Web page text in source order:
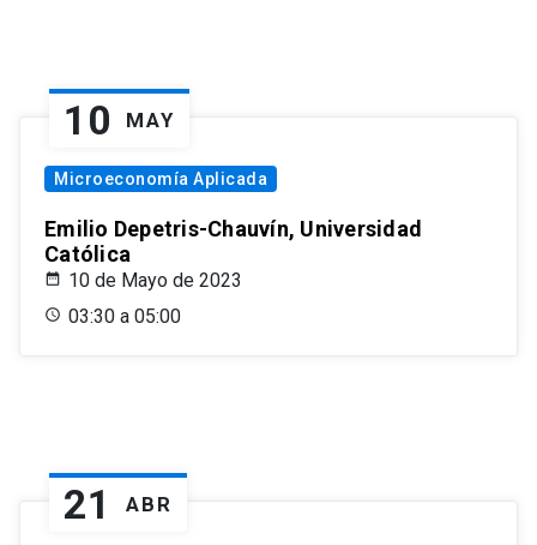
10 MAY
Microeconomía Aplicada
Emilio Depetris-Chauvín, Universidad
Católica
10 de Mayo de 2023
03:30 a 05:00
21 ABR